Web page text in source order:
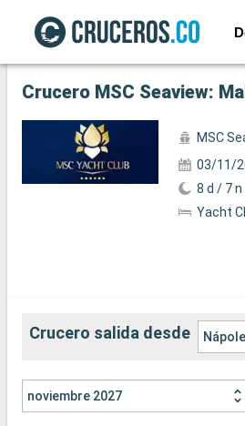
Ver las 72 fotos siguientes
Crucero MSC Seaview:
MSC
03/11/
8 d / 7 n
Yacht
Crucero salida desde
noviembre 2027